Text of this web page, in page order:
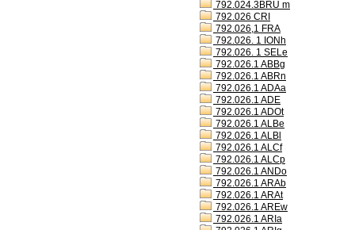
792.024.3BRU m
792.026 CRI
792.026,1 FRA
792.026. 1 IONh
792.026. 1 SELe
792.026.1 ABBg
792.026.1 ABRn
792.026.1 ADAa
792.026.1 ADE
792.026.1 ADOt
792.026.1 ALBe
792.026.1 ALBl
792.026.1 ALCf
792.026.1 ALCp
792.026.1 ANDo
792.026.1 ARAb
792.026.1 ARAt
792.026.1 AREw
792.026.1 ARIa